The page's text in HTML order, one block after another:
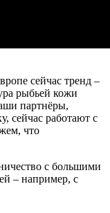
сейчас тренд –
рыбьей кожи
партнёры,
сейчас работают с
что
с большими
– например, с